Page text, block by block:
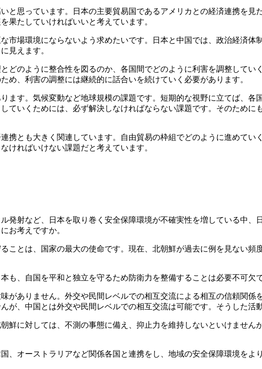
と思っています。日本の主要貿易国であるアメリカとの経済連携を
果たしていければいいと考えています。
市場環境にならないよう求めたいです。日本と中国では、政治経済
見えます。
どのように整合性を図るのか、各国間でどのように利害を調整して
め、利害の調整には継続的に話合いを続けていく必要があります。
ます。気候変動など地球規模の課題です。短期的な視野に立てば、
ていくためには、必ず解決しなければならない課題です。そのため
携とも大きく関連しています。自由貿易の枠組でどのように進めて
ければいけない課題だと考えています。
射など、日本を取り巻く安全保障環境が不確実性を増している中、
お考えですか。
ことは、国家の最大の使命です。現在、北朝鮮が過去に例を見ない
も、自国を平和と独立を守るため防衛力を整備することは必要不可欠で
がありません。外交や民間レベルでの相互交流による相互の信頼関
が、中国とは外交や民間レベルでの相互交流は可能です。そうした活
鮮に対しては、不測の事態に備え、抑止力を維持しないといけませ
、オーストラリアなど関係各国と連携をし、地域の安全保障環境をよ